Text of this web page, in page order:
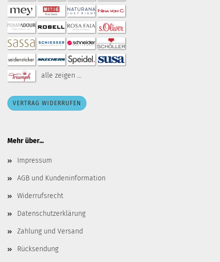
alle zeigen ...
VERTRAG WIDERRUFEN
Mehr über...
Impressum
AGB und Kundeninformation
Widerrufsrecht
Datenschutzerklärung
Zahlung und Versand
Rücksendung